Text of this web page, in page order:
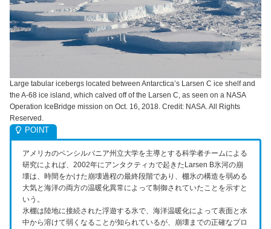
Large tabular icebergs located between Antarctica’s Larsen C ice shelf and
the A-68 ice island, which calved off of the Larsen C, as seen on a NASA
Operation IceBridge mission on Oct. 16, 2018. Credit: NASA. All Rights
Reserved.
アメリカのペンシルバニア州立大学を主導とする科学者チームによる
研究によれば、2002年にアンタクティカで起きたLarsen B氷河の崩
壊は、時間をかけた崩壊過程の最終段階であり、棚氷の構造を弱める
大気と海洋の両方の温暖化異常によって制御されていたことを示すと
いう。
氷棚は陸地に接続された浮遊する氷で、海洋温暖化によって表面と水
中から溶けて弱くなることが知られているが、崩壊までの正確なプロ